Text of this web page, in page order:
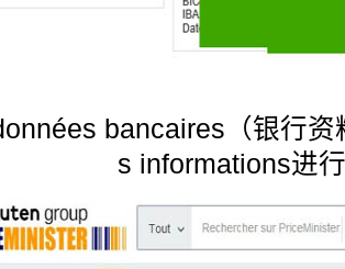
bancaires（银行
s informations进